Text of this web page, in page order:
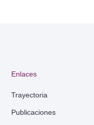
Enlaces
Trayectoria
Publicaciones